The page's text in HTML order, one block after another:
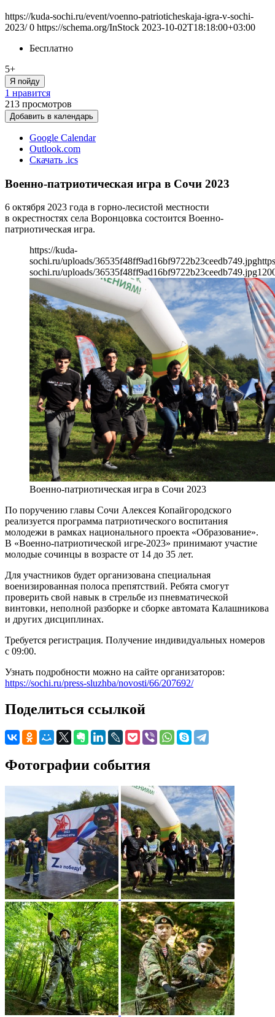
https://kuda-sochi.ru/event/voenno-patrioticheskaja-igra-v-sochi-
2023/ 0 https://schema.org/InStock 2023-10-02T18:18:00+03:00
Бесплатно
5+
Я пойду
1 нравится
213 просмотров
Добавить в календарь
Google Calendar
Outlook.com
Скачать .ics
Военно-патриотическая игра в Сочи 2023
6 октября 2023 года в горно-лесистой местности
в окрестностях села Воронцовка состоится Военно-
патриотическая игра.
https://kuda-
sochi.ru/uploads/36535f48ff9ad16bf9722b23ceedb749.jpg
sochi.ru/uploads/36535f48ff9ad16bf9722b23ceedb749.jpg
Военно-патриотическая игра в Сочи 2023
По поручению главы Сочи Алексея Копайгородского
реализуется программа патриотического воспитания
молодежи в рамках национального проекта «Образование».
В «Военно-патриотической игре-2023» принимают участие
молодые сочинцы в возрасте от 14 до 35 лет.
Для участников будет организована специальная
военизированная полоса препятствий. Ребята смогут
проверить свой навык в стрельбе из пневматической
винтовки, неполной разборке и сборке автомата Калашникова
и других дисциплинах.
Требуется регистрация. Получение индивидуальных номеров
с 09:00.
Узнать подробности можно на сайте организаторов:
https://sochi.ru/press-sluzhba/novosti/66/207692/
Поделиться ссылкой
Фотографии события